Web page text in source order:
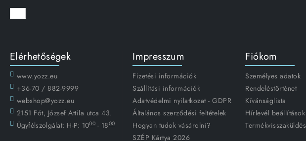
Elérhetőségek
www.yozz.eu
+36-70 / 882-9999
webshop@yozz.eu
2151 Fót, József Attila utca 43.
Ügyfélszolgálat: H-P: 1000 - 1800
Impresszum
Fizetési információk
Szállítási információk
Adatvédelmi nyilatkozat - GDPR
Általános szerződési feltételek
Hogyan tudok vásárolni?
SZÉP Kártya 2026
Fiókom
Személyes adatok
Rendeléstörténet
Kívánságlista
Hírlevél beállítások
Termékvisszaküldés